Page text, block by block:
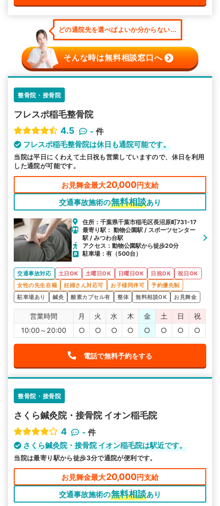
どの通院先を選べばよいか分からない...
そんな時は無料相談窓口へ
整骨院・接骨院
フレスポ稲毛整骨院
4.5
- 件
フレスポ稲毛整骨院は休日も通院可能です。
当院は平日にくわえて土日祝も営業していますので、休日を利用
した通院が可能です。
お見舞金最大20,000円支給
交通事故施術の無料相談あり
住所：千葉県千葉市稲毛区長沼原町731-17
最寄り駅： 動物公園駅 / スポーツセンター
駅 / みつわ台駅
アクセス：動物公園駅から徒歩20分
駐車場：有（500台）
交通事故対応 土日OK 土曜日OK 日曜日OK 日祝OK
祝日OK
女性の先生在籍
妊婦さん対応可 お子様同伴可
予約優先制
駐車場あり
鍼灸 酸素カプセル有 整体 無料相談OK お見舞金
営業時間 月 火 水 木 金 土 日
祝
10:00～20:00
○ ○ ○ ○ ○ ○ ○ ○
電話で無料予約をする
整骨院・接骨院
さくら鍼灸院・接骨院 イオン稲毛院
4
- 件
さくら鍼灸院・接骨院 イオン稲毛院は駅近です。
当院は最寄り駅から徒歩3分で通院が便利です。
お見舞金最大20,000円支給
交通事故施術の無料相談あり